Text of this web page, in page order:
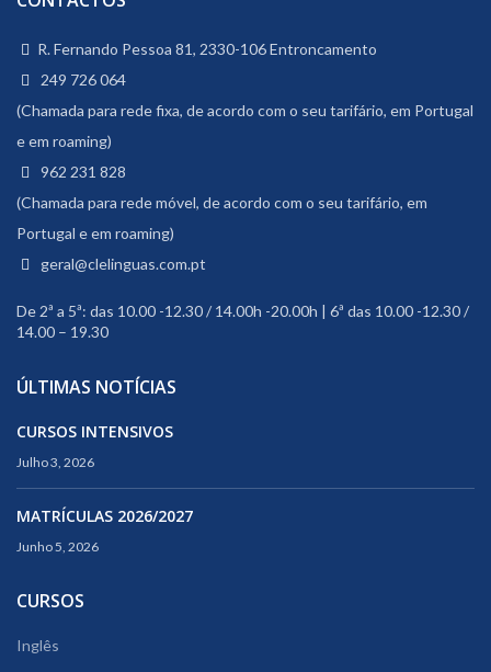
R. Fernando Pessoa 81, 2330-106 Entroncamento
249 726 064
(Chamada para rede fixa, de acordo com o seu tarifário, em Portugal
e em roaming)
962 231 828
(Chamada para rede móvel, de acordo com o seu tarifário, em
Portugal e em roaming)
geral@clelinguas.com.pt
De 2ª a 5ª: das 10.00 -12.30 / 14.00h -20.00h | 6ª das 10.00 -12.30 /
14.00 – 19.30
ÚLTIMAS NOTÍCIAS
CURSOS INTENSIVOS
Julho 3, 2026
MATRÍCULAS 2026/2027
Junho 5, 2026
CURSOS
Inglês